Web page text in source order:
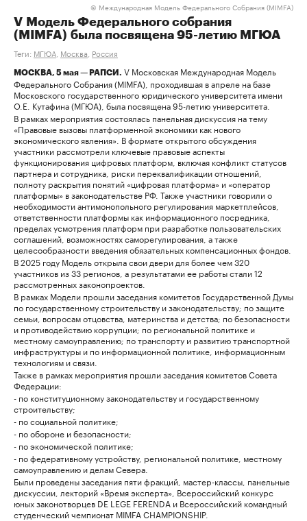
© Международная Модель Федерального Собрания (MIMFA)
V Модель Федерального собрания
(MIMFA) была посвящена 95-летию МГЮА
Теги: МГЮА Москва Россия
МОСКВА, 5 мая — РАПСИ. V Московская Международная Модель
Федерального Собрания (MIMFA), проходившая в апреле на базе
Московского государственного юридического университета имени
О.Е. Кутафина (МГЮА), была посвящена 95-летию университета.
В рамках мероприятия состоялась панельная дискуссия на тему
«Правовые вызовы платформенной экономики как нового
экономического явления». В формате открытого обсуждения
участники рассмотрели ключевые правовые аспекты
функционирования цифровых платформ, включая конфликт статусов
партнера и сотрудника, риски переквалификации отношений,
полноту раскрытия понятий «цифровая платформа» и «оператор
платформы» в законодательстве РФ. Также участники говорили о
необходимости антимонопольного регулирования маркетплейсов,
ответственности платформы как информационного посредника,
пределах усмотрения платформ при разработке пользовательских
соглашений, возможностях саморегулирования, а также
целесообразности введения обязательных компенсационных фондов.
В 2025 году Модель открыла свои двери для более чем 320
участников из 33 регионов, а результатами ее работы стали 12
рассмотренных законопроектов.
В рамках Модели прошли заседания комитетов Государственной Думы
по государственному строительству и законодательству; по защите
семьи, вопросам отцовства, материнства и детства; по безопасности
и противодействию коррупции; по региональной политике и
местному самоуправлению; по транспорту и развитию транспортной
инфраструктуры и по информационной политике, информационным
технологиям и связи.
Также в рамках мероприятия прошли заседания комитетов Совета
Федерации:
- по конституционному законодательству и государственному
строительству;
- по социальной политике;
- по обороне и безопасности;
- по экономической политике;
- по федеративному устройству, региональной политике, местному
самоуправлению и делам Севера.
Были проведены заседания пяти фракций, мастер-классы, панельные
дискуссии, лекторий «Время эксперта», Всероссийский конкурс
юных законотворцев DE LEGE FERENDA и Всероссийский командный
студенческий чемпионат MIMFA CHAMPIONSHIP.